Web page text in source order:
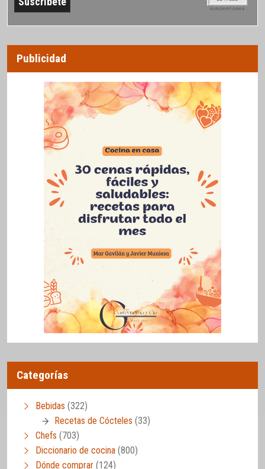
SUSCRIPTORES
Publicidad
Categorías
Bebidas (322)
Recetas de Cócteles (33)
Chefs (703)
Diccionario de cocina (800)
Dónde comprar (124)